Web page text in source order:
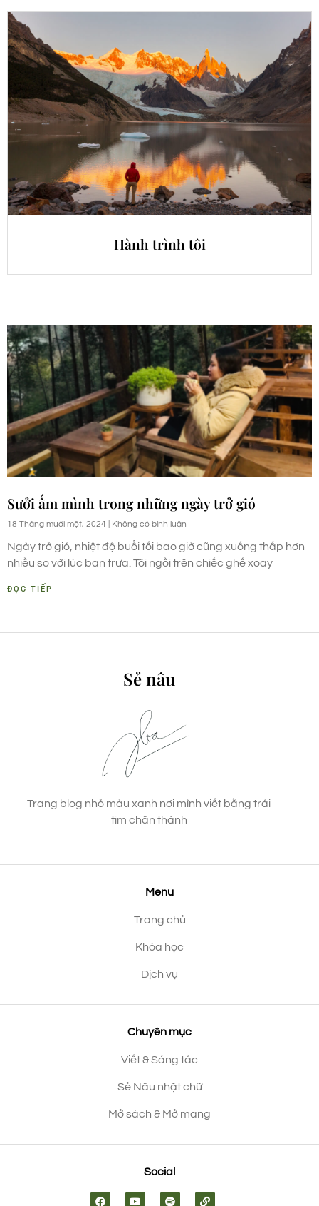
Hành trình tôi
Sưởi ấm mình trong những ngày trở gió
18 Tháng mười một, 2024 Không có bình luận
Ngày trở gió, nhiệt độ buổi tối bao giờ cũng xuống thấp hơn
nhiều so với lúc ban trưa. Tôi ngồi trên chiếc ghế xoay
ĐỌC TIẾP
Sẻ nâu
Trang blog nhỏ màu xanh nơi mình viết bằng trái
tim chân thành
Menu
Trang chủ
Khóa học
Dịch vụ
Chuyên mục
Viết & Sáng tác
Sẻ Nâu nhặt chữ
Mở sách & Mở mang
Social